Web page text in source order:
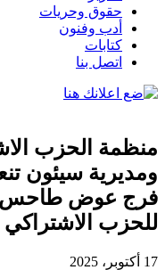
حقوق وحريات
أدب وفنون
كتابات
اتصل بنا
منظمة الحزب
ومديرية سيئون
فرج عوض طاحس
للحزب
17 أكتوبر، 2025